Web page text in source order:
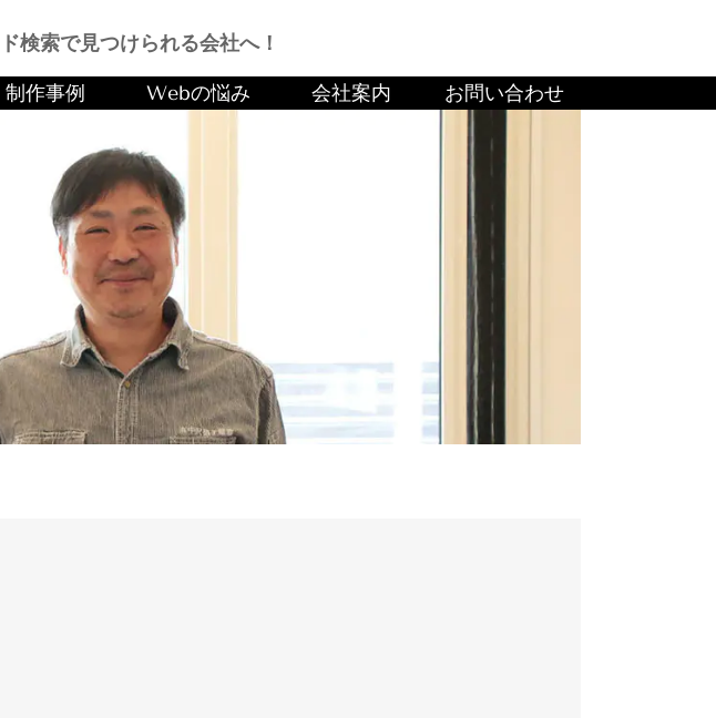
検索で見つけられる会社へ！
制作事例 Webの悩み 会社案内 お問い合わせ